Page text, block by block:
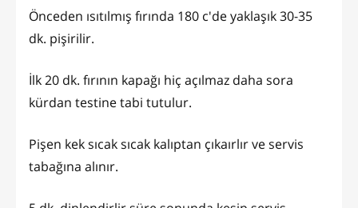
Önceden ısıtılmış fırında 180 c'de yaklaşık 30-35
dk. pişirilir.
İlk 20 dk. fırının kapağı hiç açılmaz daha sora
kürdan testine tabi tutulur.
Pişen kek sıcak sıcak kalıptan çıkaırlır ve servis
tabağına alınır.